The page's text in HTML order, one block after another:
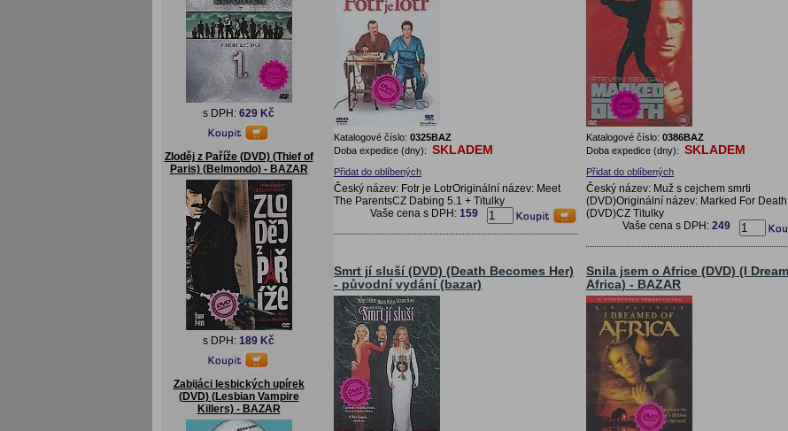
s DPH: 629 Kč
Zloděj z Paříže (DVD) (Thief of
Paris) (Belmondo) - BAZAR
s DPH: 189 Kč
Zabijáci lesbických upírek
(DVD) (Lesbian Vampire
Killers) - BAZAR
Katalogové číslo: 0325BAZ
Doba expedice (dny): SKLADEM
Přidat do oblíbených
Český název: Fotr je LotrOriginální název: Meet
The ParentsCZ Dabing 5.1 + Titulky
Vaše cena s DPH: 159
Katalogové číslo: 0386BAZ
Doba expedice (dny): SKLADEM
Přidat do oblíbených
Český název: Muž s cejchem smrti
(DVD)Originální název: Marked For Death
(DVD)CZ Titulky
Vaše cena s DPH: 249
Smrt jí sluší (DVD) (Death Becomes Her)
- původní vydání (bazar)
Snila jsem o Africe (DVD) (I
Africa) - BAZAR